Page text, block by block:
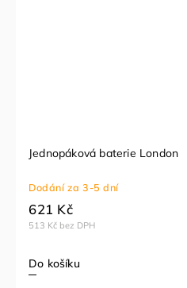
Jednopáková baterie London
Dodání za 3-5 dní
513 Kč bez DPH
621 Kč
Do košíku